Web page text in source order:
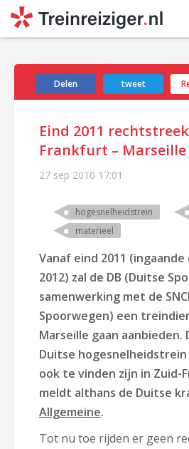
Delen tweet
Eind 2011
Frankfurt – Marseille
27 sep 2010 17:01
hogesnelheidstrein
materieel
Vanaf eind 2011
2012) zal de DB (Duitse
samenwerking met de
Spoorwegen) een
Marseille gaan aanbieden.
Duitse
ook te vinden zijn in Zuid-
meldt althans de Duitse
Allgemeine.
Tot nu toe rijden er geen